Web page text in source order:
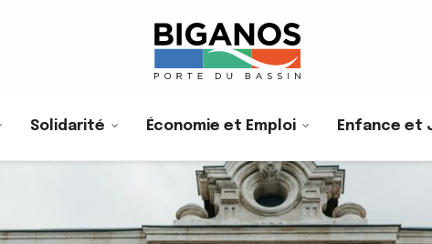
Solidarité Économie et Emploi Enfance et